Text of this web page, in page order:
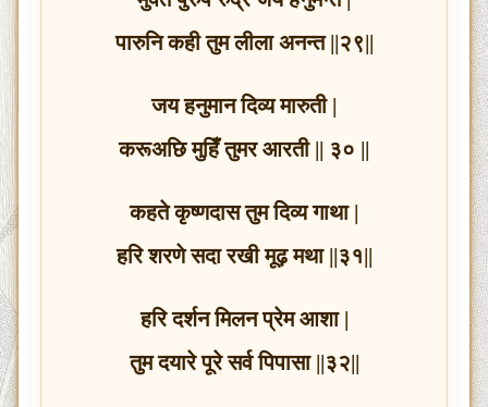
पारुनि कही तुम लीला अनन्त ||२९||
जय हनुमान दिव्य मारुती |
करूअछि मुहिँ तुमर आरती || ३० ||
कहते कृष्णदास तुम दिव्य गाथा |
हरि शरणे सदा रखी मूढ़ मथा ||३१||
हरि दर्शन मिलन प्रेम आशा |
तुम दयारे पूरे सर्व पिपासा ||३२||